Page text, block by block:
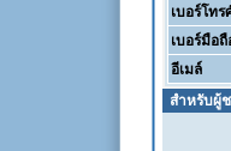
เบอร์โท
เบอร์มือถื
อีเมล์
สำหรับผู้